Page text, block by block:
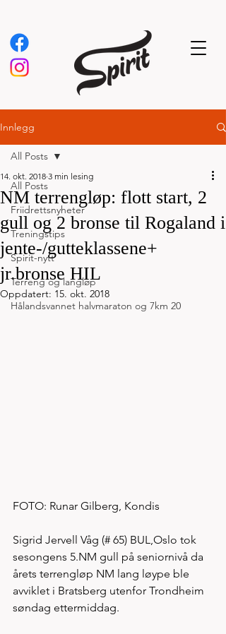
Innlegg
All Posts
Friidrettsnyheter
Treningstips
Spirit-nytt
Terreng og langløp
Hålandsvannet halvmaraton og 7km 20
All Posts
NM terrengløp: flott start, 2
gull og 2 bronse til Rogaland i
jente-/gutteklassene+
jr.bronse HIL
14. okt. 2018 3 min lesing
Oppdatert: 15. okt. 2018
FOTO: Runar Gilberg, Kondis
Sigrid Jervell Våg (# 65) BUL,Oslo tok
sesongens 5.NM gull på seniornivå da
årets terrengløp NM lang løype ble
avviklet i Bratsberg utenfor Trondheim
søndag ettermiddag.